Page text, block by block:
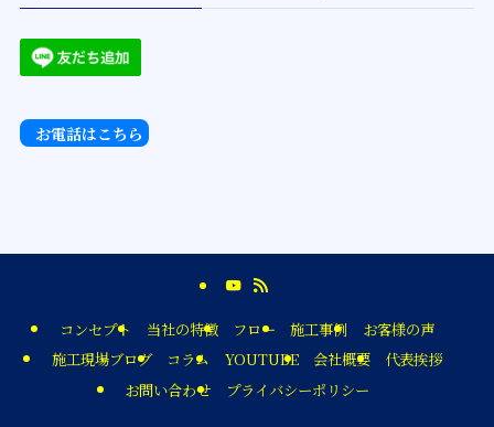
お電話はこちら
コンセプト 当社の特徴 フロー 施工事例
お客様の声
施工現場ブログ
コラム YOUTUBE 会社概要
代表挨拶
お問い合わせ
プライバシーポリシー